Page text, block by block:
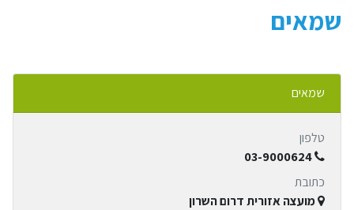
שמאים
שמאים
טלפון
כתובת
מועצה אזורית דרום השרון